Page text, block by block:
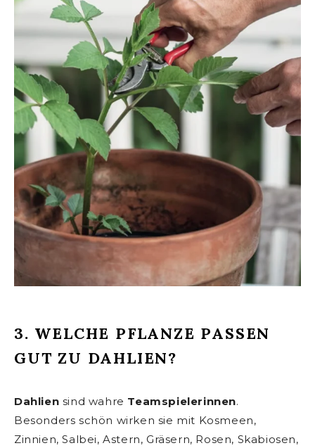
3. WELCHE PFLANZE PASSEN
GUT ZU DAHLIEN?
Dahlien sind wahre Teamspielerinnen.
Besonders schön wirken sie mit Kosmeen,
Zinnien, Salbei, Astern, Gräsern, Rosen, Skabiosen,